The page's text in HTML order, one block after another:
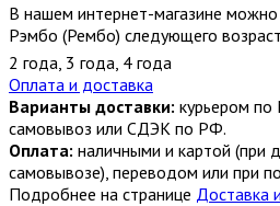
В нашем интернет-магазине
Рэмбо (Рембо) следующего
2 года 3 года 4 года
Оплата и доставка
Варианты доставки: курьером по
самовывоз или СДЭК по РФ.
Оплата: наличными и картой (при
самовывозе), переводом или при
Подробнее на странице Доставка